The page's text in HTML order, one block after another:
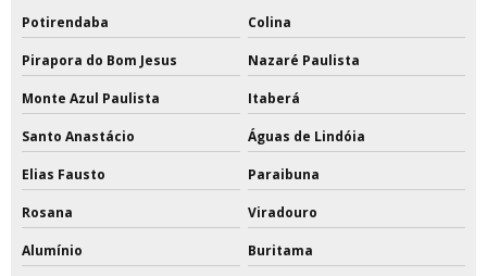
Potirendaba Colina
Pirapora do Bom Jesus Nazaré Paulista
Monte Azul Paulista Itaberá
Santo Anastácio Águas de Lindóia
Elias Fausto Paraibuna
Rosana Viradouro
Alumínio Buritama